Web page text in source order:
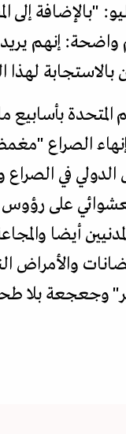
"بالإضافة
إنهم
لهذا
بأسابيع
الصراع
في الصراع
على رؤوس
أيضا
والأمراض
وجعجعة بلا